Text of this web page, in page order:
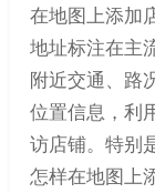
在地图上添加
地址标注在主
附近交通、路
位置信息，利
访店铺。特别
怎样在地图上